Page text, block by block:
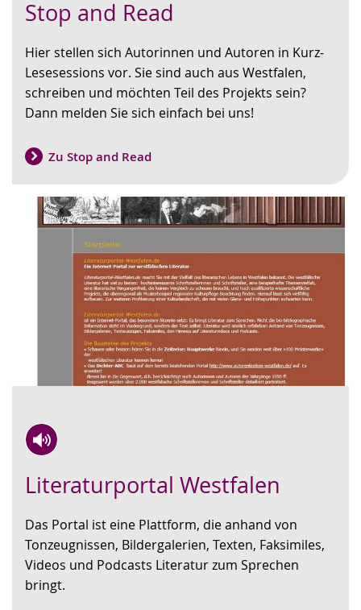
Stop and Read
Leichten
wechseln.
Audio-
Video
Deutscher
Gebärdensprache
wird
angezeigt.
Hier stellen sich Autorinnen und Autoren in Kurz-
Lesesessions vor. Sie sind auch aus Westfalen,
schreiben und möchten Teil des Projekts sein?
Dann melden Sie sich einfach bei uns!
Zu Stop and Read
Literaturportal Westfalen
Leichten
wechseln.
Audio-
Video
Deutscher
Gebärdensprache
wird
angezeigt.
Das Portal ist eine Plattform, die anhand von
Tonzeugnissen, Bildergalerien, Texten, Faksimiles,
Videos und Podcasts Literatur zum Sprechen
bringt.